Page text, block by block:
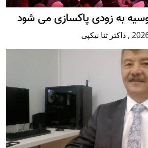
به زودی پاکسازی می شود
, داکتر ثنا نیکپی